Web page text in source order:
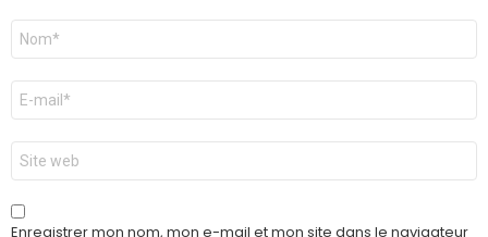
Nom
E-
mail
*
Site
web
Enregistrer mon nom, mon e-mail et mon site dans le navigateur